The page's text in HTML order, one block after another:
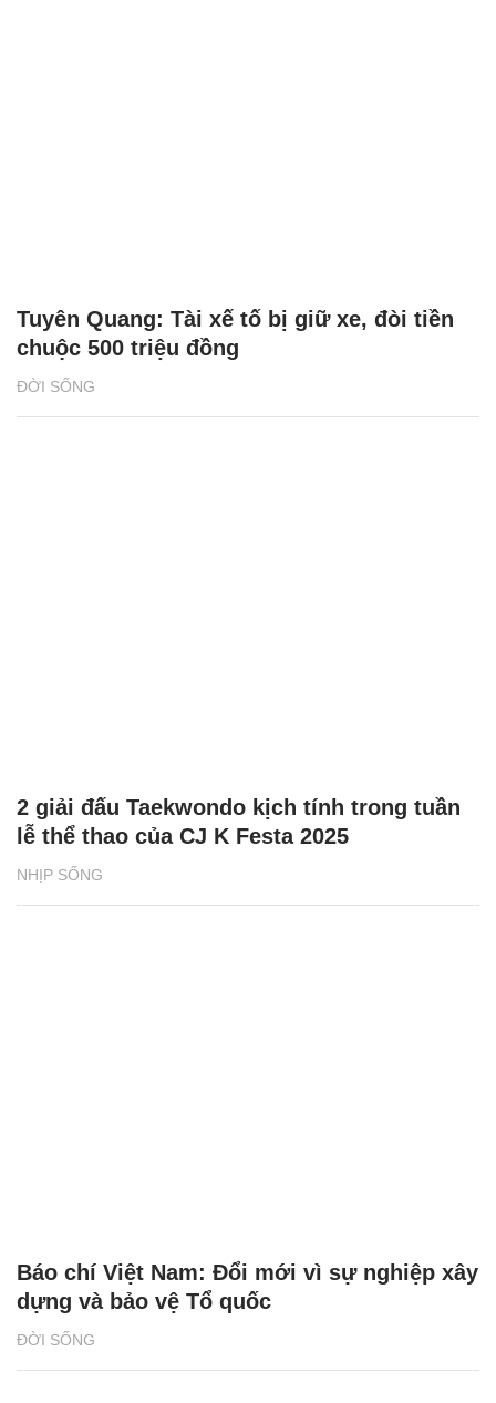
ĐỜI SỐNG
Tuyên Quang: Tài xế tố bị giữ xe, đòi tiền
chuộc 500 triệu đồng
NHỊP SỐNG
2 giải đấu Taekwondo kịch tính trong tuần
lễ thể thao của CJ K Festa 2025
ĐỜI SỐNG
Báo chí Việt Nam: Đổi mới vì sự nghiệp xây
dựng và bảo vệ Tổ quốc